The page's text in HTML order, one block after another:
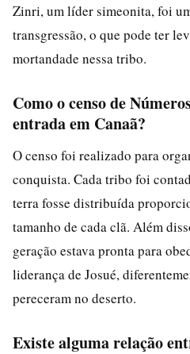
Zinri, um líder simeonita, foi
transgressão, o que pode ter
mortandade nessa tribo.
Como o censo de
entrada em Canaã?
O censo foi realizado para
conquista. Cada tribo foi
terra fosse distribuída
tamanho de cada clã. Além
geração estava pronta para
liderança de Josué,
pereceram no deserto.
Existe alguma relação